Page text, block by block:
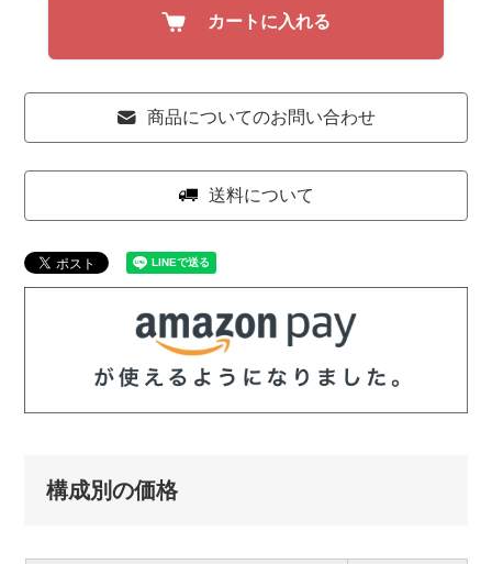
カートに入れる
商品についてのお問い合わせ
送料について
構成別の価格